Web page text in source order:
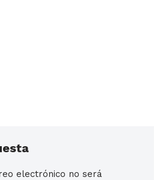
electrónico no será